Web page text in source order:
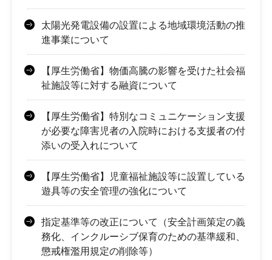
太陽光発電設備の設置による地域環境活動の推
進事業について
【厚生労働省】物価高騰の影響を受けた社会福
祉施設等に対する融資について
【厚生労働省】特別なコミュニケーション支援
が必要な障害児者の入院時における支援者の付
添いの受入れについて
【厚生労働省】児童福祉施設等に設置している
遊具等の安全管理の強化について
指定基準等の改正について（安全計画策定の義
務化、インクルーシブ保育のための基準緩和、
懲戒権濫用規定の削除等）